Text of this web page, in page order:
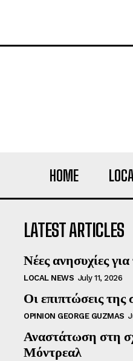
HOME
LATEST ARTICLES
Νέες ανησυχίες
LOCAL NEWS July 11, 2026
Οι επιπτώσεις
OPINION GEORGE GUZMAS
Αναστάτωση στη
Μόντρεαλ